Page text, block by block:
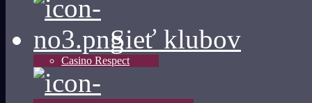
Sieť klubov
Casino Respect